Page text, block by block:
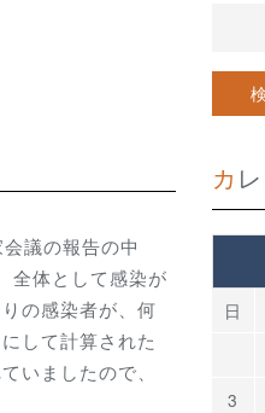
議の報告の中
全体として感染が
の感染者が、何
して計算された
いましたので、
日
3